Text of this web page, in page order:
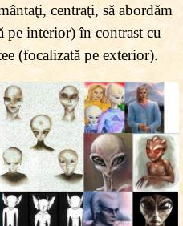
centraţi, să abordăm
pe interior) în contrast cu
(focalizată pe exterior).